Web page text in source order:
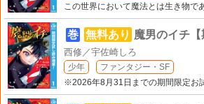
この世界において魔法とは生き物で
巻 無料あり 魔男のイチ【
西修／宇佐崎しろ
少年
ファンタジー・SF
※2026年8月31日までの期間限定お